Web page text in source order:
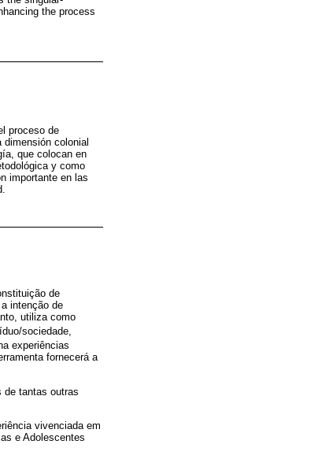
the process
proceso de
colonial
que colocan en
y como
importante en las
de
intenção de
utiliza como
sociedade,
experiências
fornecerá a
de tantas outras
vivenciada em
e Adolescentes